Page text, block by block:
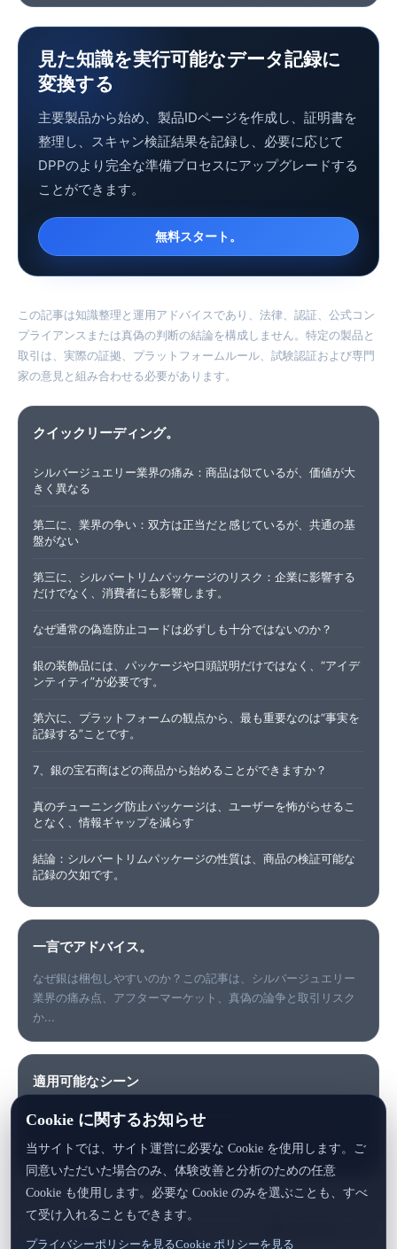
見た知識を実行可能なデータ記録に
変換する
主要製品から始め、製品IDページを作成し、証明書を
整理し、スキャン検証結果を記録し、必要に応じて
DPPのより完全な準備プロセスにアップグレードする
ことができます。
無料スタート。
この記事は知識整理と運用アドバイスであり、法律、認証、公式コン
プライアンスまたは真偽の判断の結論を構成しません。特定の製品と
取引は、実際の証拠、プラットフォームルール、試験認証および専門
家の意見と組み合わせる必要があります。
クイックリーディング。
シルバージュエリー業界の痛み：商品は似ているが、価値が大
きく異なる
第二に、業界の争い：双方は正当だと感じているが、共通の基
盤がない
第三に、シルバートリムパッケージのリスク：企業に影響する
だけでなく、消費者にも影響します。
なぜ通常の偽造防止コードは必ずしも十分ではないのか？
銀の装飾品には、パッケージや口頭説明だけではなく、“アイデ
ンティティ”が必要です。
第六に、プラットフォームの観点から、最も重要なのは“事実を
記録する”ことです。
7、銀の宝石商はどの商品から始めることができますか？
真のチューニング防止パッケージは、ユーザーを怖がらせるこ
となく、情報ギャップを減らす
結論：シルバートリムパッケージの性質は、商品の検証可能な
記録の欠如です。
一言でアドバイス。
なぜ銀は梱包しやすいのか？この記事は、シルバージュエリー
業界の痛み点、アフターマーケット、真偽の論争と取引リスク
か...
適用可能なシーン
キーワードの迅速な理解、データの照合、リスクポイントの特
定、顧客コミュニケーションの準備、製品IDの生成に最適で
す。
Cookie に関するお知らせ
当サイトでは、サイト運営に必要な Cookie を使用します。ご
同意いただいた場合のみ、体験改善と分析のための任意
Cookie も使用します。必要な Cookie のみを選ぶことも、すべ
て受け入れることもできます。
プライバシーポリシーを見るCookie ポリシーを見る